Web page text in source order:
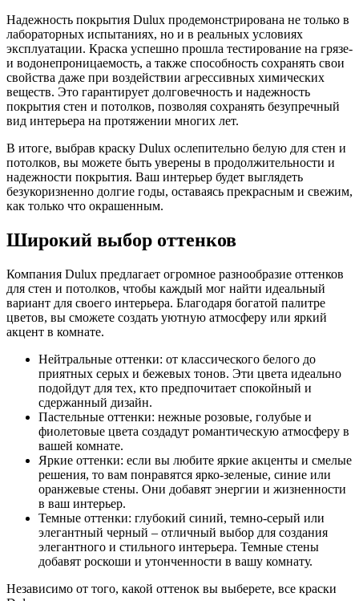
Надежность покрытия Dulux продемонстрирована не только в
лабораторных испытаниях, но и в реальных условиях
эксплуатации. Краска успешно прошла тестирование на грязе-
и водонепроницаемость, а также способность сохранять свои
свойства даже при воздействии агрессивных химических
веществ. Это гарантирует долговечность и надежность
покрытия стен и потолков, позволяя сохранять безупречный
вид интерьера на протяжении многих лет.
В итоге, выбрав краску Dulux ослепительно белую для стен и
потолков, вы можете быть уверены в продолжительности и
надежности покрытия. Ваш интерьер будет выглядеть
безукоризненно долгие годы, оставаясь прекрасным и свежим,
как только что окрашенным.
Широкий выбор оттенков
Компания Dulux предлагает огромное разнообразие оттенков
для стен и потолков, чтобы каждый мог найти идеальный
вариант для своего интерьера. Благодаря богатой палитре
цветов, вы сможете создать уютную атмосферу или яркий
акцент в комнате.
Нейтральные оттенки: от классического белого до
приятных серых и бежевых тонов. Эти цвета идеально
подойдут для тех, кто предпочитает спокойный и
сдержанный дизайн.
Пастельные оттенки: нежные розовые, голубые и
фиолетовые цвета создадут романтическую атмосферу в
вашей комнате.
Яркие оттенки: если вы любите яркие акценты и смелые
решения, то вам понравятся ярко-зеленые, синие или
оранжевые стены. Они добавят энергии и жизненности
в ваш интерьер.
Темные оттенки: глубокий синий, темно-серый или
элегантный черный – отличный выбор для создания
элегантного и стильного интерьера. Темные стены
добавят роскоши и утонченности в вашу комнату.
Независимо от того, какой оттенок вы выберете, все краски